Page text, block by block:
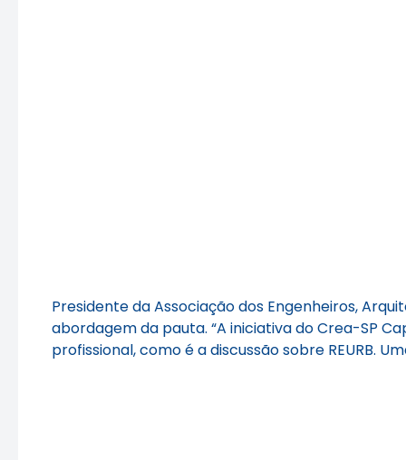
Presidente da Associação dos Engenheiros,
abordagem da pauta. “A iniciativa do Crea-SP
profissional, como é a discussão sobre REURB.